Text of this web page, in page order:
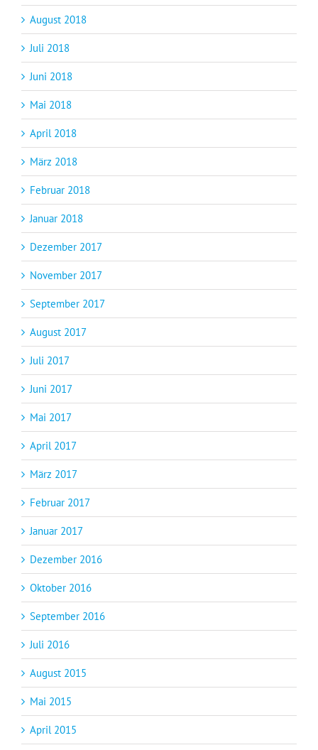
August 2018
Juli 2018
Juni 2018
Mai 2018
April 2018
März 2018
Februar 2018
Januar 2018
Dezember 2017
November 2017
September 2017
August 2017
Juli 2017
Juni 2017
Mai 2017
April 2017
März 2017
Februar 2017
Januar 2017
Dezember 2016
Oktober 2016
September 2016
Juli 2016
August 2015
Mai 2015
April 2015